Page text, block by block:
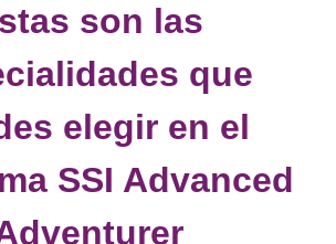
son las
que
elegir en el
SSI Advanced